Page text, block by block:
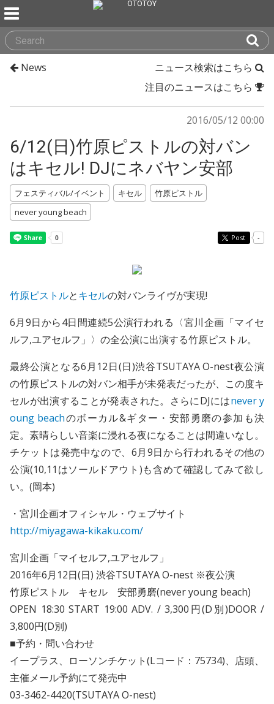
News
ニュース検索はこちら
注目のニュースはこちら
2016/05/12 00:00
6/12(日)竹原ピストルの対バン
はキセル! DJにネバヤン安部
フェスティバル/イベント キセル
竹原ピストル
never young beach
Post -
竹原ピストルとキセルの対バンライヴが実現!
6月9日から4日間連続5公演行われる〈宮川企画「マイセ
ルフ,ユアセルフ」〉の全公演に出演する竹原ピストル。
最終公演となる6月12日(日)渋谷TSUTAYA O-nest夜公演
の竹原ピストルの対バン相手が未発表だったが、この度キ
セルが出演することが発表された。さらにDJにはnever y
oung beachのボーカル&ギター・安部勇磨の参加も決
定。素晴らしい音楽に浸れる夜になることは間違いなし。
チケットは発売中なので、6月9日から行われるその他の
公演(10,11はソールドアウト)も含めて確認してみて欲し
い。(岡本)
・宮川企画オフィシャル・ウェブサイト
http://miyagawa-kikaku.com/
宮川企画「マイセルフ,ユアセルフ」
2016年6月12日(日) 渋谷TSUTAYA O-nest ※夜公演
竹原ピストル キセル 安部勇磨(never young beach)
OPEN 18:30 START 19:00 ADV. / 3,300円(D別)DOOR /
3,800円(D別)
■予約・問い合わせ
イープラス、ローソンチケット(Lコード：75734)、店頭、
主催メール予約にて発売中
03-3462-4420(TSUTAYA O-nest)